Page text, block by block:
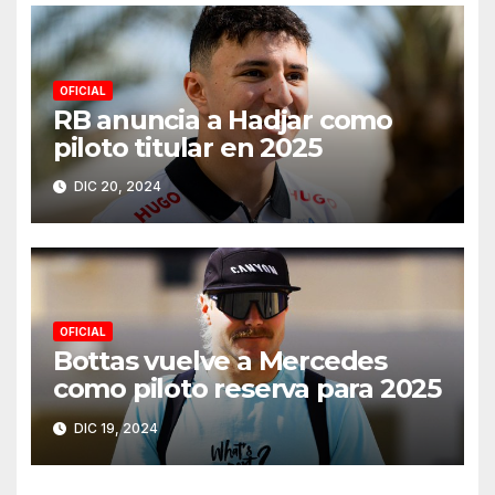
OFICIAL
RB anuncia a Hadjar como
piloto titular en 2025
DIC 20, 2024
OFICIAL
Bottas vuelve a Mercedes
como piloto reserva para 2025
DIC 19, 2024